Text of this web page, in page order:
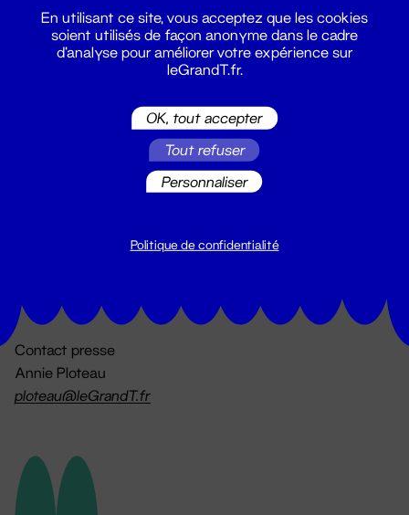
billetterie@leGrandT.fr
Contact presse
Annie Ploteau
ploteau@leGrandT.fr
En utilisant ce site, vous acceptez que les cookies
soient utilisés de façon anonyme dans le cadre
d'analyse pour améliorer votre expérience sur
leGrandT.fr.
OK, tout accepter
Tout refuser
Personnaliser
Politique de confidentialité